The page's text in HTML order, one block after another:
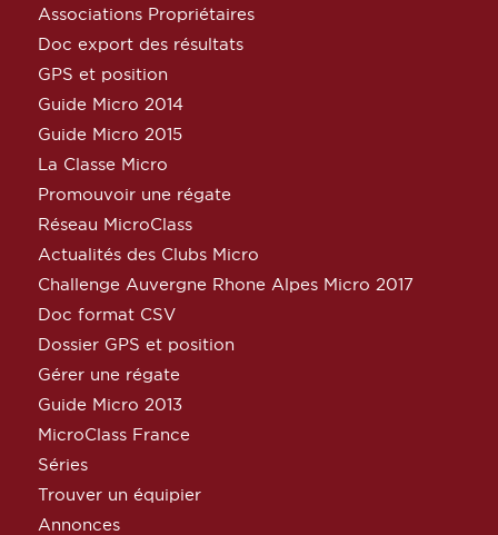
Associations Propriétaires
Doc export des résultats
GPS et position
Guide Micro 2014
Guide Micro 2015
La Classe Micro
Promouvoir une régate
Réseau MicroClass
Actualités des Clubs Micro
Challenge Auvergne Rhone Alpes Micro 2017
Doc format CSV
Dossier GPS et position
Gérer une régate
Guide Micro 2013
MicroClass France
Séries
Trouver un équipier
Annonces